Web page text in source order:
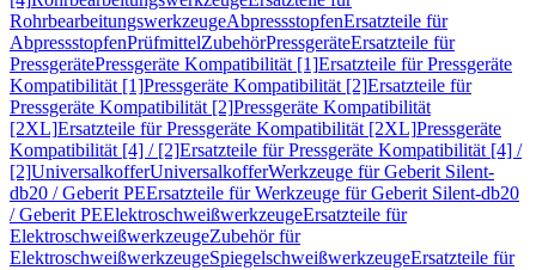
RohrbearbeitungswerkzeugeAbpressstopfenErsatzteile für
AbpressstopfenPrüfmittelZubehörPressgeräteErsatzteile für
PressgerätePressgeräte Kompatibilität [1]Ersatzteile für Pressgeräte
Kompatibilität [1]Pressgeräte Kompatibilität [2]Ersatzteile für
Pressgeräte Kompatibilität [2]Pressgeräte Kompatibilität
[2XL]Ersatzteile für Pressgeräte Kompatibilität [2XL]Pressgeräte
Kompatibilität [4] / [2]Ersatzteile für Pressgeräte Kompatibilität [4] /
[2]UniversalkofferUniversalkofferWerkzeuge für Geberit Silent-
db20 / Geberit PEErsatzteile für Werkzeuge für Geberit Silent-db20
/ Geberit PEElektroschweißwerkzeugeErsatzteile für
ElektroschweißwerkzeugeZubehör für
ElektroschweißwerkzeugeSpiegelschweißwerkzeugeErsatzteile für